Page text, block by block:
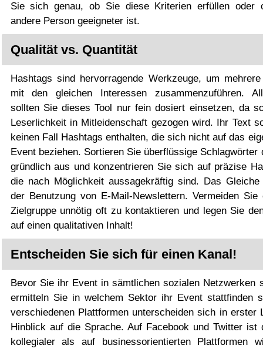
Sie sich genau, ob Sie diese Kriterien erfüllen oder
andere Person geeigneter ist.
Qualität vs. Quantität
Hashtags sind hervorragende Werkzeuge, um
mit den gleichen Interessen zusammenzuführen.
sollten Sie dieses Tool nur fein dosiert einsetzen, da
Leserlichkeit in Mitleidenschaft gezogen wird. Ihr Text
keinen Fall Hashtags enthalten, die sich nicht auf das
Event beziehen. Sortieren Sie überflüssige Schlagwörter
gründlich aus und konzentrieren Sie sich auf präzise
die nach Möglichkeit aussagekräftig sind. Das
der Benutzung von E-Mail-Newslettern. Vermeiden
Zielgruppe unnötig oft zu kontaktieren und legen Sie
auf einen qualitativen Inhalt!
Entscheiden Sie sich für einen Kanal!
Bevor Sie ihr Event in sämtlichen sozialen Netzwerken
ermitteln Sie in welchem Sektor ihr Event stattfinden
verschiedenen Plattformen unterscheiden sich in erster
Hinblick auf die Sprache. Auf Facebook und Twitter ist
kollegialer als auf businessorientierten Plattformen